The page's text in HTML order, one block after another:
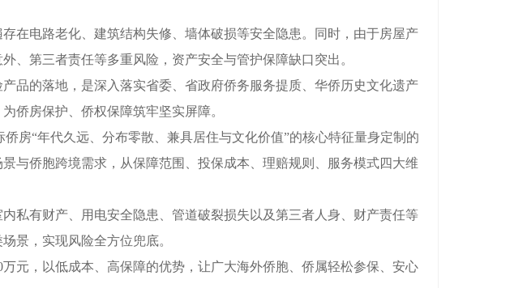
电路老化、建筑结构失修、墙体破损等安全隐患。同时，由于房屋产
、第三者责任等多重风险，资产安全与管护保障缺口突出。
的落地，是深入落实省委、省政府侨务服务提质、华侨历史文化遗产
侨房保护、侨权保障筑牢坚实屏障。
“年代久远、分布零散、兼具居住与文化价值”的核心特征量身定制的
与侨胞跨境需求，从保障范围、投保成本、理赔规则、服务模式四大维
有财产、用电安全隐患、管道破裂损失以及第三者人身、财产责任等
景，实现风险全方位兜底。
，以低成本、高保障的优势，让广大海外侨胞、侨属轻松参保、安心